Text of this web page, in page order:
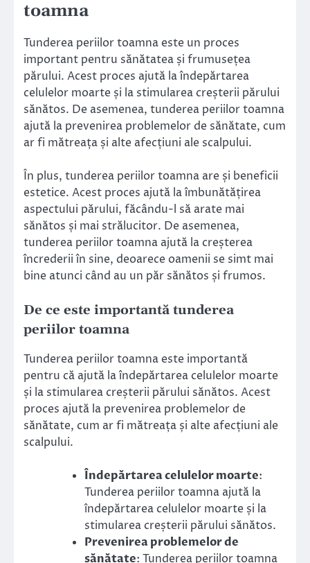
toamna
Tunderea periilor toamna este un proces
important pentru sănătatea și frumusețea
părului. Acest proces ajută la îndepărtarea
celulelor moarte și la stimularea creșterii părului
sănătos. De asemenea, tunderea periilor toamna
ajută la prevenirea problemelor de sănătate, cum
ar fi mătreața și alte afecțiuni ale scalpului.
În plus, tunderea periilor toamna are și beneficii
estetice. Acest proces ajută la îmbunătățirea
aspectului părului, făcându-l să arate mai
sănătos și mai strălucitor. De asemenea,
tunderea periilor toamna ajută la creșterea
încrederii în sine, deoarece oamenii se simt mai
bine atunci când au un păr sănătos și frumos.
De ce este importantă tunderea
periilor toamna
Tunderea periilor toamna este importantă
pentru că ajută la îndepărtarea celulelor moarte
și la stimularea creșterii părului sănătos. Acest
proces ajută la prevenirea problemelor de
sănătate, cum ar fi mătreața și alte afecțiuni ale
scalpului.
Îndepărtarea celulelor moarte:
Tunderea periilor toamna ajută la
îndepărtarea celulelor moarte și la
stimularea creșterii părului sănătos.
Prevenirea problemelor de
sănătate: Tunderea periilor toamna